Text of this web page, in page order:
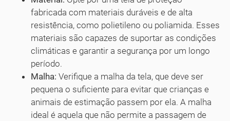
fabricada com materiais duráveis e de alta
resistência, como polietileno ou poliamida. Esses
materiais são capazes de suportar as condições
climáticas e garantir a segurança por um longo
período.
Malha: Verifique a malha da tela, que deve ser
pequena o suficiente para evitar que crianças e
animais de estimação passem por ela. A malha
ideal é aquela que não permite a passagem de